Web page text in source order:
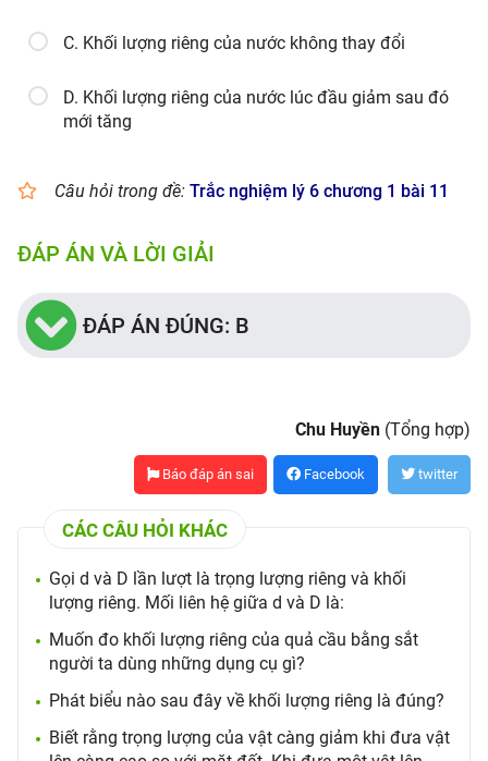
C. Khối lượng riêng của nước không thay đổi
D. Khối lượng riêng của nước lúc đầu giảm sau đó
mới tăng
Câu hỏi trong đề: Trắc nghiệm lý 6 chương 1 bài 11
ĐÁP ÁN VÀ LỜI GIẢI
ĐÁP ÁN ĐÚNG: B
Chu Huyền (Tổng hợp)
Báo đáp án sai Facebook twitter
CÁC CÂU HỎI KHÁC
Gọi d và D lần lượt là trọng lượng riêng và khối
lượng riêng. Mối liên hệ giữa d và D là:
Muốn đo khối lượng riêng của quả cầu bằng sắt
người ta dùng những dụng cụ gì?
Phát biểu nào sau đây về khối lượng riêng là đúng?
Biết rằng trọng lượng của vật càng giảm khi đưa vật